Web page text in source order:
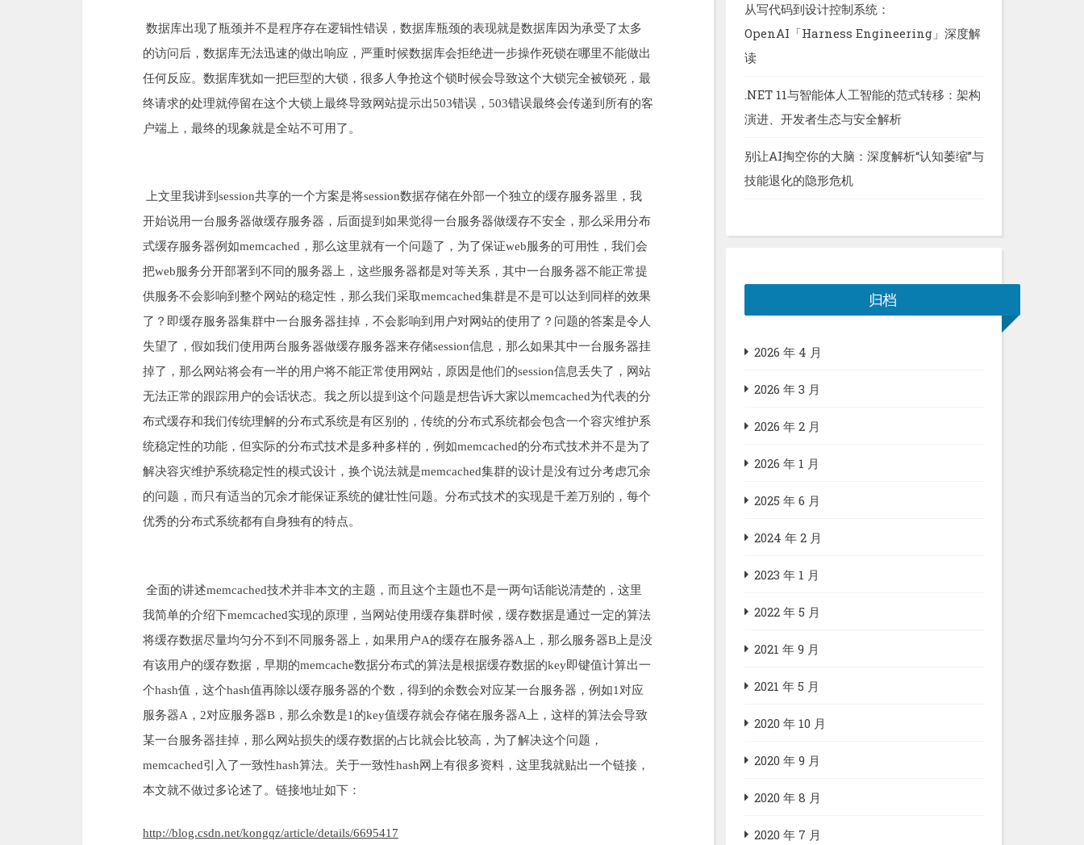
数据库出现了瓶颈并不是程序存在逻辑性错误，数据库瓶颈的表现就是数据库因为承受了太多
的访问后，数据库无法迅速的做出响应，严重时候数据库会拒绝进一步操作死锁在哪里不能做出
任何反应。数据库犹如一把巨型的大锁，很多人争抢这个锁时候会导致这个大锁完全被锁死，最
终请求的处理就停留在这个大锁上最终导致网站提示出503错误，503错误最终会传递到所有的客
户端上，最终的现象就是全站不可用了。
上文里我讲到session共享的一个方案是将session数据存储在外部一个独立的缓存服务器里，我
开始说用一台服务器做缓存服务器，后面提到如果觉得一台服务器做缓存不安全，那么采用分布
式缓存服务器例如memcached，那么这里就有一个问题了，为了保证web服务的可用性，我们会
把web服务分开部署到不同的服务器上，这些服务器都是对等关系，其中一台服务器不能正常提
供服务不会影响到整个网站的稳定性，那么我们采取memcached集群是不是可以达到同样的效果
了？即缓存服务器集群中一台服务器挂掉，不会影响到用户对网站的使用了？问题的答案是令人
失望了，假如我们使用两台服务器做缓存服务器来存储session信息，那么如果其中一台服务器挂
掉了，那么网站将会有一半的用户将不能正常使用网站，原因是他们的session信息丢失了，网站
无法正常的跟踪用户的会话状态。我之所以提到这个问题是想告诉大家以memcached为代表的分
布式缓存和我们传统理解的分布式系统是有区别的，传统的分布式系统都会包含一个容灾维护系
统稳定性的功能，但实际的分布式技术是多种多样的，例如memcached的分布式技术并不是为了
解决容灾维护系统稳定性的模式设计，换个说法就是memcached集群的设计是没有过分考虑冗余
的问题，而只有适当的冗余才能保证系统的健壮性问题。分布式技术的实现是千差万别的，每个
优秀的分布式系统都有自身独有的特点。
全面的讲述memcached技术并非本文的主题，而且这个主题也不是一两句话能说清楚的，这里
我简单的介绍下memcached实现的原理，当网站使用缓存集群时候，缓存数据是通过一定的算法
将缓存数据尽量均匀分不到不同服务器上，如果用户A的缓存在服务器A上，那么服务器B上是没
有该用户的缓存数据，早期的memcache数据分布式的算法是根据缓存数据的key即键值计算出一
个hash值，这个hash值再除以缓存服务器的个数，得到的余数会对应某一台服务器，例如1对应
服务器A，2对应服务器B，那么余数是1的key值缓存就会存储在服务器A上，这样的算法会导致
某一台服务器挂掉，那么网站损失的缓存数据的占比就会比较高，为了解决这个问题，
memcached引入了一致性hash算法。关于一致性hash网上有很多资料，这里我就贴出一个链接，
本文就不做过多论述了。链接地址如下：
http://blog.csdn.net/kongqz/article/details/6695417
从写代码到设计控制系统：
OpenAI「Harness Engineering」深度解
读
.NET 11与智能体人工智能的范式转移：架构
演进、开发者生态与安全解析
别让AI掏空你的大脑：深度解析“认知萎缩”与
技能退化的隐形危机
归档
2026 年 4 月
2026 年 3 月
2026 年 2 月
2026 年 1 月
2025 年 6 月
2024 年 2 月
2023 年 1 月
2022 年 5 月
2021 年 9 月
2021 年 5 月
2020 年 10 月
2020 年 9 月
2020 年 8 月
2020 年 7 月